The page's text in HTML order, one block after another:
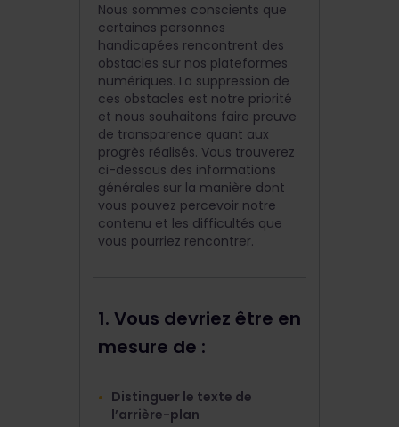
Nous sommes conscients que
certaines personnes
handicapées rencontrent des
obstacles sur nos plateformes
numériques. La suppression de
ces obstacles est notre priorité
et nous souhaitons faire preuve
de transparence quant aux
progrès réalisés. Vous trouverez
ci-dessous des informations
générales sur la manière dont
vous pouvez percevoir notre
contenu et les difficultés que
vous pourriez rencontrer.
1. Vous devriez être en
mesure de :
Distinguer le texte de
l’arrière-plan